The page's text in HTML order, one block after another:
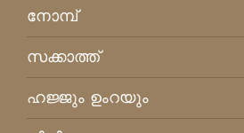
നോമ്പ്
സക്കാത്ത്
ഹജ്ജും ഉംറയും